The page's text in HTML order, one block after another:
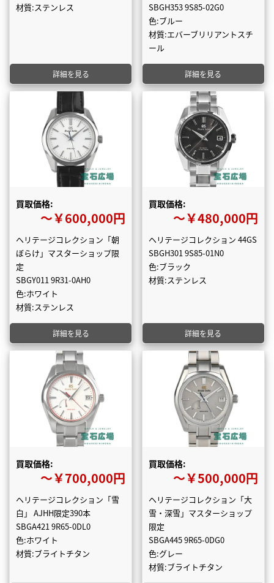
材質:ステンレス
詳細を見る
SBGH353 9S85-02G0
色:ブルー
材質:エバーブリリアントスチ
ール
詳細を見る
買取価格:
〜￥600,000円
ヘリテージコレクション「朝
ぼらけ」マスターショップ限
定
SBGY011 9R31-0AH0
色:ホワイト
材質:ステンレス
詳細を見る
買取価格:
〜￥480,000円
ヘリテージコレクション 44GS
SBGH301 9S85-01N0
色:ブラック
材質:ステンレス
詳細を見る
買取価格:
〜￥700,000円
ヘリテージコレクション「雪
白」 AJHH限定390本
SBGA421 9R65-0DL0
色:ホワイト
材質:ブライトチタン
買取価格:
〜￥500,000円
ヘリテージコレクション「大
雪・深雪」マスターショップ
限定
SBGA445 9R65-0DG0
色:グレー
材質:ブライトチタン